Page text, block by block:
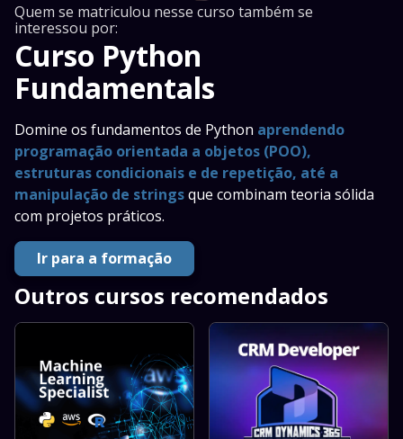
Quem se matriculou nesse curso também se
interessou por:
Curso Python
Fundamentals
Domine os fundamentos de Python aprendendo
programação orientada a objetos (POO),
estruturas condicionais e de repetição, até a
manipulação de stringsque combinam teoria sólida
com projetos práticos.
Ir para a formação
Outros cursos recomendados